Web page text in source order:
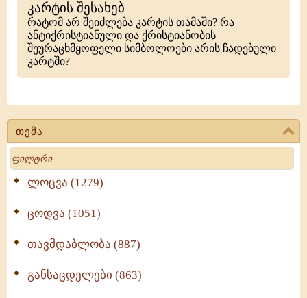
თემა
Search
ლოცვა (1279)
ცოდვა (1051)
თავმდაბლობა (887)
განსაცდელები (863)
კარტის შესახებ
რატომ არ შეიძლება კარტის თამაში? რა
ანტიქრისტიანული და ქრისტიანობის
შეურაცხმყოფელი სიმბოლოები არის ჩადებული
კარტში?